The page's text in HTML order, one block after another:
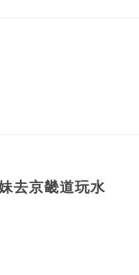
去京畿道玩水